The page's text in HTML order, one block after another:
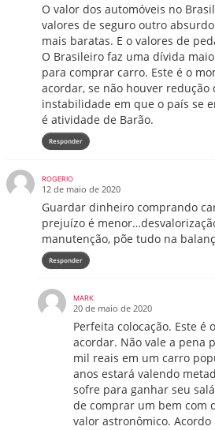
O valor dos automóveis no
valores de seguro outro
mais baratas. E o valores de
O Brasileiro faz uma dívida
para comprar carro. Este é o
acordar, se não houver redução
instabilidade em que o país se
é atividade de Barão.
Responder
ROGERIO
12 de maio de 2020
Guardar dinheiro comprando
prejuízo é
manutenção, põe tudo na
Responder
MARK
20 de maio de 2020
Perfeita colocação. Este é
acordar. Não vale a pena
mil reais em um carro
anos estará valendo
sofre para ganhar seu
de comprar um bem com
valor astronômico. Acordo